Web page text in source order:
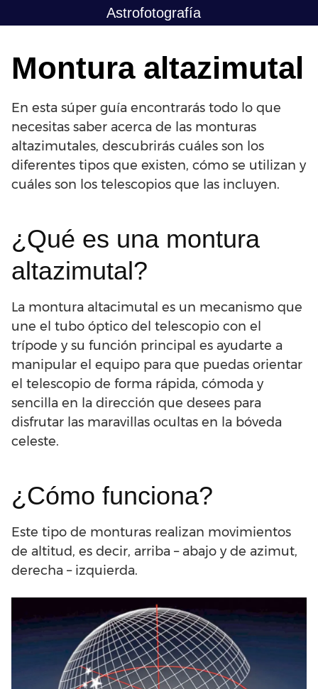
al
Astrofotografía
Montura altazimutal
En esta súper guía encontrarás todo lo que
necesitas saber acerca de las monturas
altazimutales, descubrirás cuáles son los
diferentes tipos que existen, cómo se utilizan y
cuáles son los telescopios que las incluyen.
¿Qué es una montura
altazimutal?
La montura altacimutal es un mecanismo que
une el tubo óptico del telescopio con el
trípode y su función principal es ayudarte a
manipular el equipo para que puedas orientar
el telescopio de forma rápida, cómoda y
sencilla en la dirección que desees para
disfrutar las maravillas ocultas en la bóveda
celeste.
¿Cómo funciona?
Este tipo de monturas realizan movimientos
de altitud, es decir, arriba – abajo y de azimut,
derecha – izquierda.